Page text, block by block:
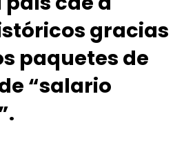
gracias
paquetes de
“salario